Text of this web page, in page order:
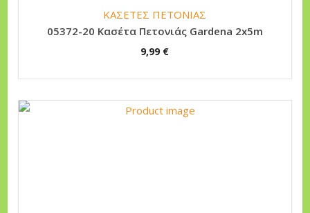
ΚΑΣΕΤΕΣ ΠΕΤΟΝΙΑΣ
05372-20 Κασέτα Πετονιάς Gardena 2x5m
9,99 €